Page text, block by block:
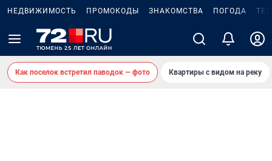
НЕДВИЖИМОСТЬ ПРОМОКОДЫ ЗНАКОМСТВА ПОГОДА
Как поселок встретил паводок — фото Квартиры с видом на реку